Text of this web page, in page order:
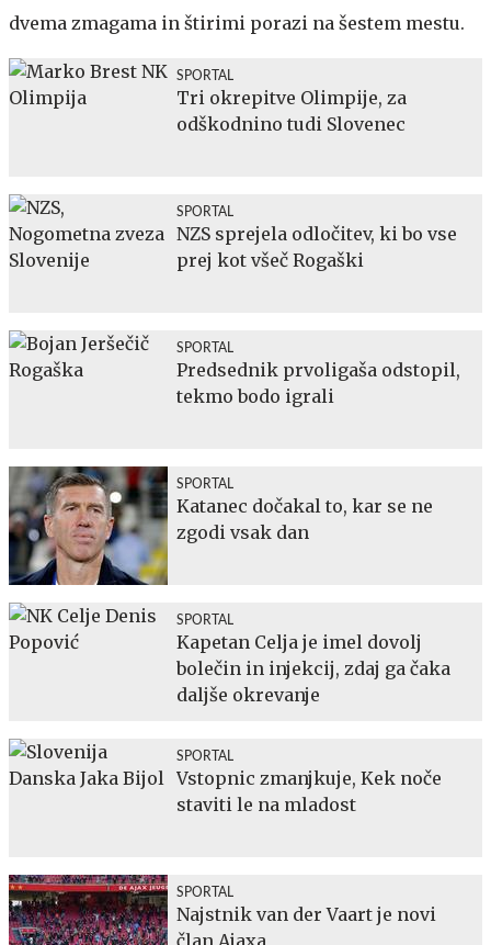
dvema zmagama in štirimi porazi na šestem mestu.
SPORTAL
Tri okrepitve Olimpije, za
odškodnino tudi Slovenec
SPORTAL
NZS sprejela odločitev, ki bo vse
prej kot všeč Rogaški
SPORTAL
Predsednik prvoligaša odstopil,
tekmo bodo igrali
SPORTAL
Katanec dočakal to, kar se ne
zgodi vsak dan
SPORTAL
Kapetan Celja je imel dovolj
bolečin in injekcij, zdaj ga čaka
daljše okrevanje
SPORTAL
Vstopnic zmanjkuje, Kek noče
staviti le na mladost
SPORTAL
Najstnik van der Vaart je novi
član Ajaxa